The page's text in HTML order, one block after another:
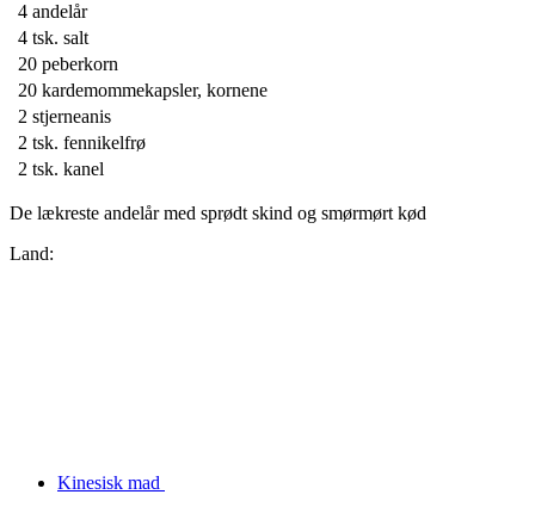
4 andelår
4 tsk. salt
20 peberkorn
20 kardemommekapsler, kornene
2 stjerneanis
2 tsk. fennikelfrø
2 tsk. kanel
De lækreste andelår med sprødt skind og smørmørt kød
Land:
Kinesisk mad